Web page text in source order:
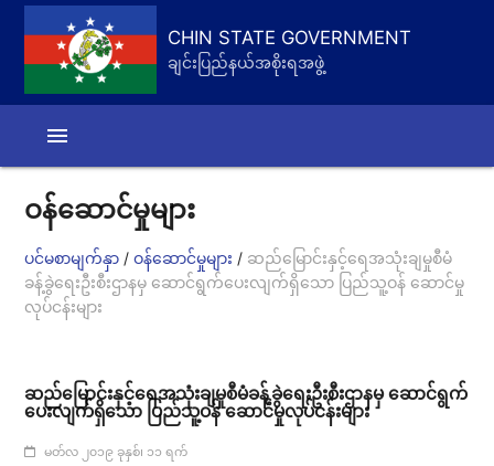
CHIN STATE GOVERNMENT
ချင်းပြည်နယ်အစိုးရအဖွဲ့
menu
ဝန်ဆောင်မှုများ
ပင်မစာမျက်နှာ / ဝန်ဆောင်မှုများ / ဆည်မြောင်းနှင့်ရေအသုံးချမှုစီမံ
ခန့်ခွဲရေးဦးစီးဌာနမှ ဆောင်ရွက်ပေးလျက်ရှိသော ပြည်သူ့ဝန် ဆောင်မှု
လုပ်ငန်းများ
ဆည်မြောင်းနှင့်ရေအသုံးချမှုစီမံခန့်ခွဲရေးဦးစီးဌာနမှ ဆောင်ရွက်
ပေးလျက်ရှိသော ပြည်သူ့ဝန် ဆောင်မှုလုပ်ငန်းများ
မတ်လ ၂၀၁၉ ခုနှစ်၊ ၁၁ ရက်